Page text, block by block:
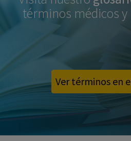
términos médicos
Ver términos en